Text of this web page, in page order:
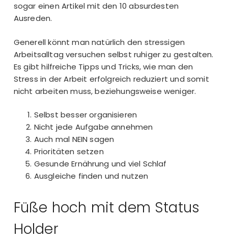
sogar einen Artikel mit den 10 absurdesten
Ausreden.
Generell könnt man natürlich den stressigen
Arbeitsalltag versuchen selbst ruhiger zu gestalten.
Es gibt hilfreiche Tipps und Tricks, wie man den
Stress in der Arbeit erfolgreich reduziert und somit
nicht arbeiten muss, beziehungsweise weniger.
Selbst besser organisieren
Nicht jede Aufgabe annehmen
Auch mal NEIN sagen
Prioritäten setzen
Gesunde Ernährung und viel Schlaf
Ausgleiche finden und nutzen
Füße hoch mit dem Status
Holder